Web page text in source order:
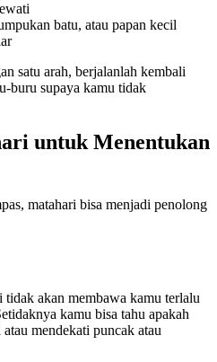
batu, atau papan kecil
satu arah, berjalanlah kembali
buru supaya kamu tidak
untuk Menentukan
matahari bisa menjadi penolong
akan membawa kamu terlalu
kamu bisa tahu apakah
mendekati puncak atau